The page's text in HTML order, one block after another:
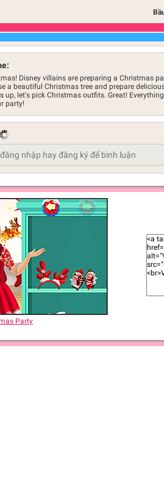
Disney villains are preparing a Christmas
a beautiful Christmas tree and prepare
up, let's pick Christmas outfits. Great!
party!
Party